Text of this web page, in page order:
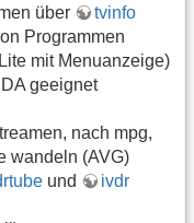
über
tvinfo
Programmen
mit Menuanzeige)
geeignet
nach mpg,
wandeln (AVG)
und
ivdr